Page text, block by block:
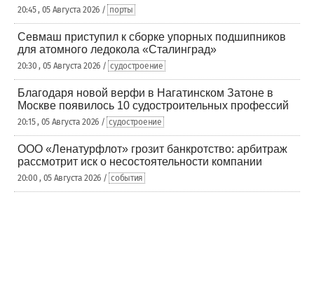
20:45 , 05 Августа 2026 / порты
Севмаш приступил к сборке упорных подшипников
для атомного ледокола «Сталинград»
20:30 , 05 Августа 2026 / судостроение
Благодаря новой верфи в Нагатинском Затоне в
Москве появилось 10 судостроительных профессий
20:15 , 05 Августа 2026 / судостроение
ООО «Ленатурфлот» грозит банкротство: арбитраж
рассмотрит иск о несостоятельности компании
20:00 , 05 Августа 2026 / события